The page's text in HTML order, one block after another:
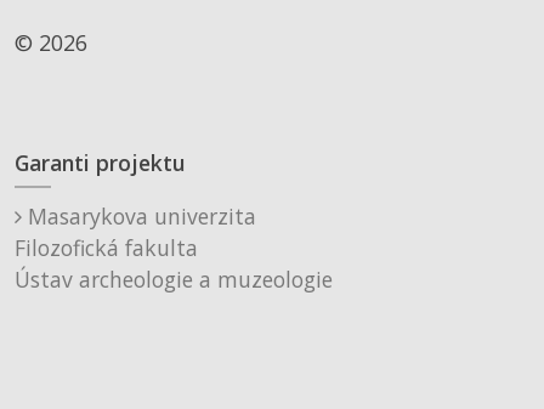
© 2026
Garanti projektu
Masarykova univerzita
Filozofická fakulta
Ústav archeologie a muzeologie